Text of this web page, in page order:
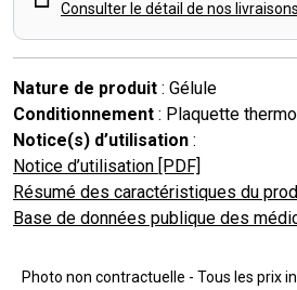
Consulter le détail de nos livraisons
Nature de produit : Gélule
Conditionnement : Plaquette
Notice(s) d’utilisation :
Notice d’utilisation [PDF]
Résumé des caractéristiques du
Base de données publique des
Photo non contractuelle - Tous les prix